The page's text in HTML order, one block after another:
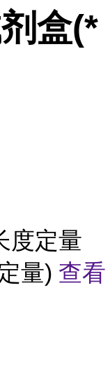
盒(*
度定量
量) 查看